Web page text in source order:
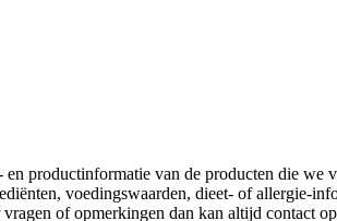
productinformatie van de producten die we
voedingswaarden, dieet- of allergie-
of opmerkingen dan kan altijd contact